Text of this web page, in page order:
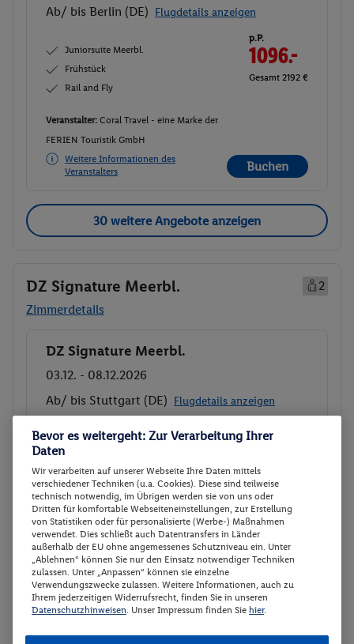
Ab/ bis Berlin (DE) Flugdetails anzeigen
Juniorsuite Meerbl.
Frühstück
Rail and Fly
p.P.
1096.-
Gesamt 2192 €
Veranstalter: Coral Travel - eine Marke der
FERIEN Touristik GmbH
Weitere Informationen des
Veranstalters
Buchen
30 weitere Angebote anzeigen
DZ Signature Meerbl.
2
Zimmerdetails
Buchen
DZ Signature Meerbl.
03.12. - 08.12.2026
Ab/ bis Stuttgart (DE) Flugdetails anzeigen
Kostenlose Umbuchung
DZ Signature Meerbl.
Frühstück
Rail and Fly
1181.-
Gesamt 2362 €
Veranstalter:Coral Travel - eine Marke der
FERIEN Touristik GmbH
Weitere Informationen des
Veranstalters
Buchen
Bevor es weitergeht: Zur Verarbeitung Ihrer
Daten
Wir verarbeiten auf unserer Webseite Ihre Daten mittels
verschiedener Techniken (u.a. Cookies). Diese sind teilweise
technisch notwendig, im Übrigen werden sie von uns oder
Dritten für komfortable Webseiteneinstellungen, zur Erstellung
von Statistiken oder für personalisierte (Werbe-) Maßnahmen
verwendet. Dies schließt auch Datentransfers in Länder
außerhalb der EU ohne angemessenes Schutzniveau ein. Unter
„Ablehnen“ können Sie nur den Einsatz notwendiger Techniken
zulassen. Unter „Anpassen“ können sie einzelne
Verwendungszwecke zulassen. Weitere Informationen, auch zu
Ihrem jederzeitigen Widerrufsrecht, finden Sie in unseren
Datenschutzhinweisen . Unser Impressum finden Sie hier.